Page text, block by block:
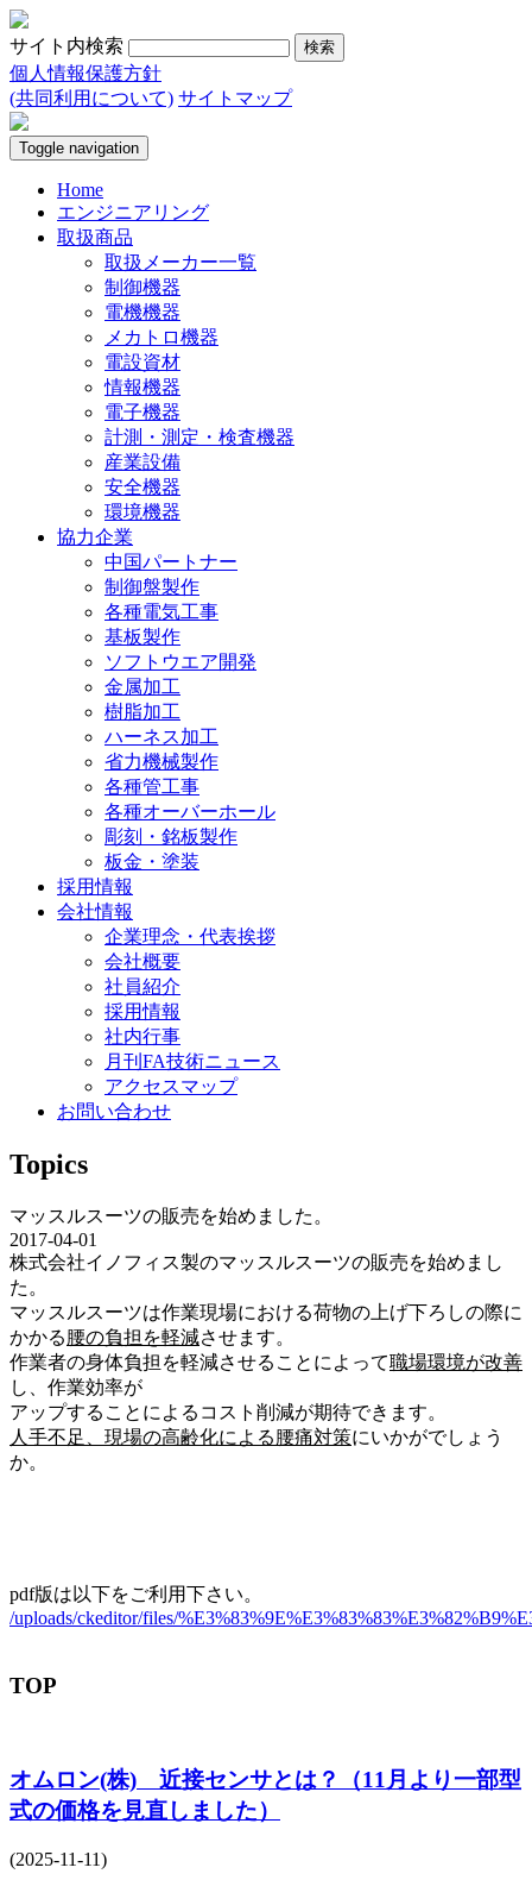
サイト内検索
個人情報保護方針
(共同利用について) サイトマップ
Toggle navigation
Home
エンジニアリング
取扱商品
取扱メーカー一覧
制御機器
電機機器
メカトロ機器
電設資材
情報機器
電子機器
計測・測定・検査機器
産業設備
安全機器
環境機器
協力企業
中国パートナー
制御盤製作
各種電気工事
基板製作
ソフトウエア開発
金属加工
樹脂加工
ハーネス加工
省力機械製作
各種管工事
各種オーバーホール
彫刻・銘板製作
板金・塗装
採用情報
会社情報
企業理念・代表挨拶
会社概要
社員紹介
採用情報
社内行事
月刊FA技術ニュース
アクセスマップ
お問い合わせ
Topics
マッスルスーツの販売を始めました。
2017-04-01
株式会社イノフィス製のマッスルスーツの販売を始めまし
た。
マッスルスーツは作業現場における荷物の上げ下ろしの際に
かかる腰の負担を軽減させます。
作業者の身体負担を軽減させることによって職場環境が改善
し、作業効率が
アップすることによるコスト削減が期待できます。
人手不足、現場の高齢化による腰痛対策にいかがでしょう
か。
pdf版は以下をご利用下さい。
/uploads/ckeditor/files/
TOP
オムロン(株) 近接センサとは？（11月より一部型
式の価格を見直しました）
(2025-11-11)